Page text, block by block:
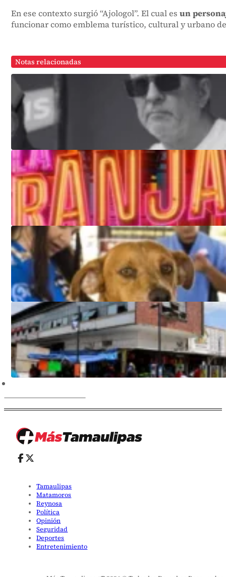
En ese contexto surgió “Ajologol”. El cual es un
funcionar como emblema turístico, cultural y urbano
Notas relacionadas
Tamaulipas
Matamoros
Reynosa
Política
Opinión
Seguridad
Deportes
Entretenimiento